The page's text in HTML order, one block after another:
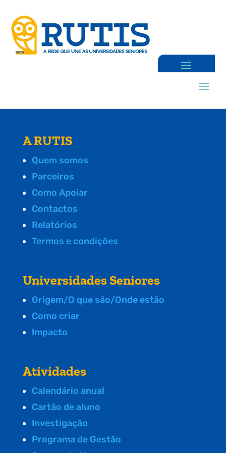
A RUTIS
Quem somos
Parceiros
Como Apoiar
Contactos
Relatórios
Termos e condições
Universidades Seniores
Origem/O que são/Onde estão
Como criar
Impacto
Atividades
Calendário anual
Cartão de aluno
Investigação
Programa de Gestão